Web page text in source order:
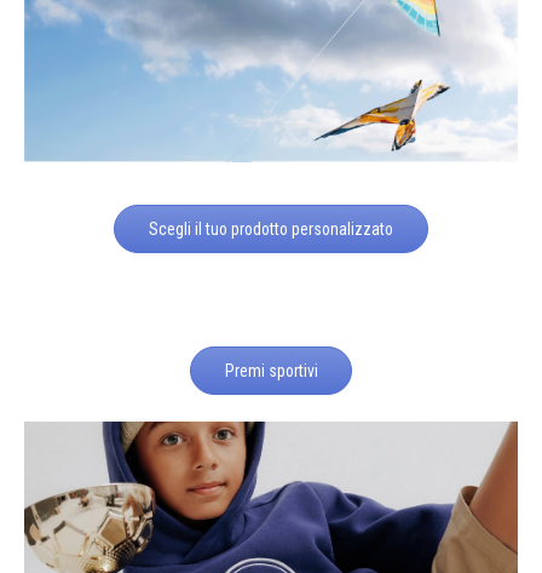
Scegli il tuo prodotto personalizzato
Premi sportivi